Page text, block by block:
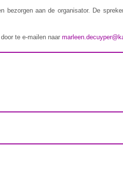
aan de organisator. De
te e-mailen naar